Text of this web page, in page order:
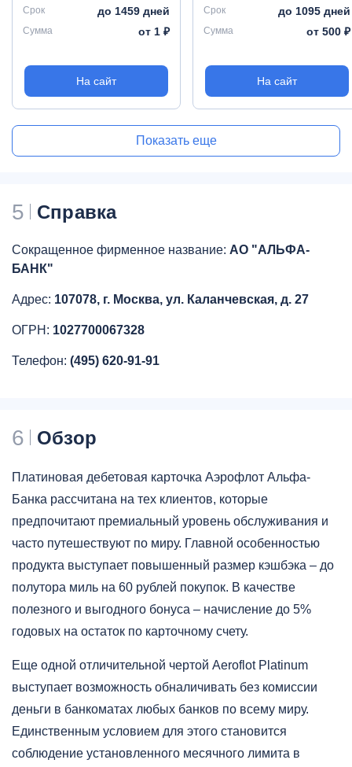
Срок до 1459 дней
Сумма от 1 ₽
На сайт
Срок до 1095 дней
Сумма от 500 ₽
На сайт
Показать еще
5 Справка
Сокращенное фирменное название: АО "АЛЬФА-
БАНК"
Адрес: 107078, г. Москва, ул. Каланчевская, д. 27
ОГРН: 1027700067328
Телефон: (495) 620-91-91
6 Обзор
Платиновая дебетовая карточка Аэрофлот Альфа-
Банка рассчитана на тех клиентов, которые
предпочитают премиальный уровень обслуживания и
часто путешествуют по миру. Главной особенностью
продукта выступает повышенный размер кэшбэка – до
полутора миль на 60 рублей покупок. В качестве
полезного и выгодного бонуса – начисление до 5%
годовых на остаток по карточному счету.
Еще одной отличительной чертой Aeroflot Platinum
выступает возможность обналичивать без комиссии
деньги в банкоматах любых банков по всему миру.
Единственным условием для этого становится
соблюдение установленного месячного лимита в